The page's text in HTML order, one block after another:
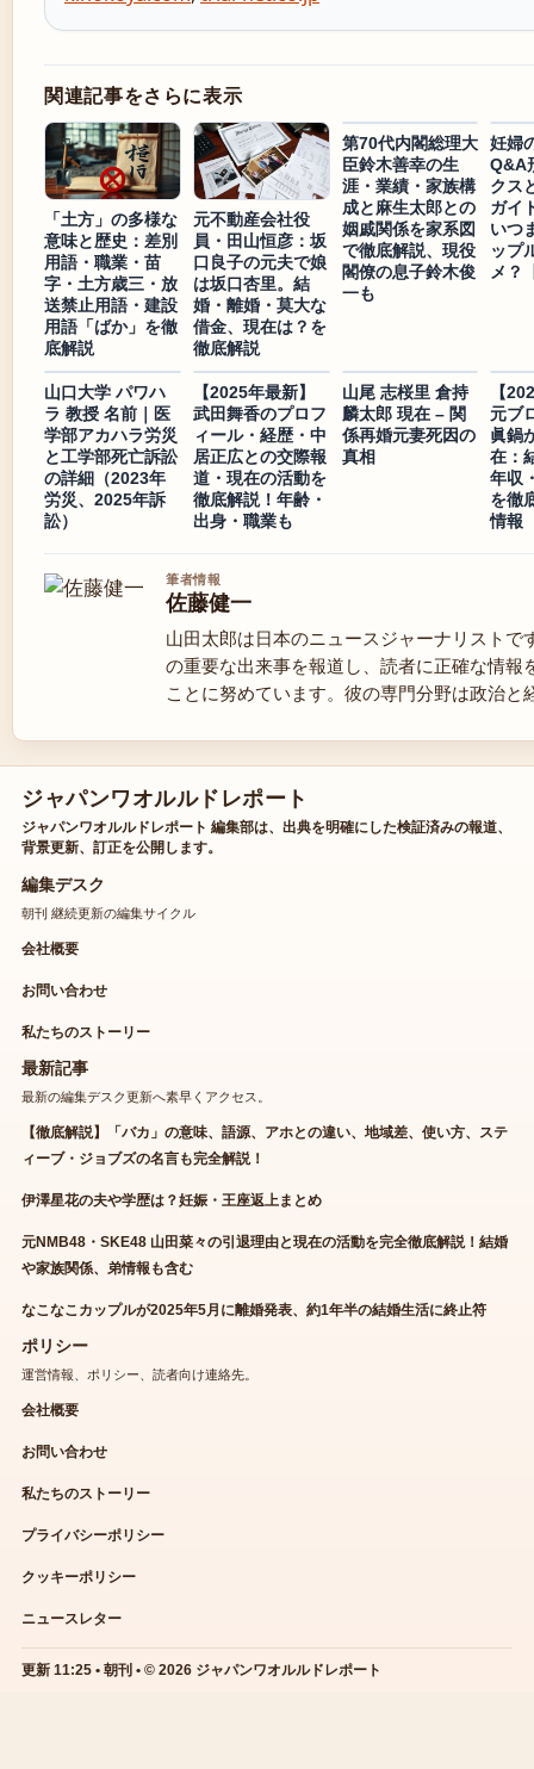
関連記事をさらに表示
「土方」の多様な
意味と歴史：差別
用語・職業・苗
字・土方歳三・放
送禁止用語・建設
用語「ばか」を徹
底解説
元不動産会社役
員・田山恒彦：坂
口良子の元夫で娘
は坂口杏里。結
婚・離婚・莫大な
借金、現在は？を
徹底解説
第70代内閣総理大
臣鈴木善幸の生
涯・業績・家族構
成と麻生太郎との
姻戚関係を家系図
で徹底解説、現役
閣僚の息子鈴木俊
一も
妊婦
Q&A
クス
ガイ
いつ
ップ
メ？
山口大学 パワハ
ラ 教授 名前｜医
学部アカハラ労災
と工学部死亡訴訟
の詳細（2023年
労災、2025年訴
訟）
【2025年最新】
武田舞香のプロフ
ィール・経歴・中
居正広との交際報
道・現在の活動を
徹底解説！年齢・
出身・職業も
山尾 志桜里 倉持
麟太郎 現在 – 関
係再婚元妻死因の
真相
【
元ブ
眞鍋
在：
年収
を徹
情報
筆者情報
佐藤健一
山田太郎は日本のニュースジャーナリストで
の重要な出来事を報道し、読者に正確な情報
ことに努めています。彼の専門分野は政治と
ジャパンワオルルドレポート
ジャパンワオルルドレポート 編集部は、出典を明確にした検証済みの報道、
背景更新、訂正を公開します。
編集デスク
朝刊 継続更新の編集サイクル
会社概要
お問い合わせ
私たちのストーリー
最新記事
最新の編集デスク更新へ素早くアクセス。
【徹底解説】「バカ」の意味、語源、アホとの違い、地域差、使い方、ステ
ィーブ・ジョブズの名言も完全解説！
伊澤星花の夫や学歴は？妊娠・王座返上まとめ
元NMB48・SKE48 山田菜々の引退理由と現在の活動を完全徹底解説！結婚
や家族関係、弟情報も含む
なこなこカップルが2025年5月に離婚発表、約1年半の結婚生活に終止符
ポリシー
運営情報、ポリシー、読者向け連絡先。
会社概要
お問い合わせ
私たちのストーリー
プライバシーポリシー
クッキーポリシー
ニュースレター
更新 11:25 • 朝刊 • © 2026 ジャパンワオルルドレポート